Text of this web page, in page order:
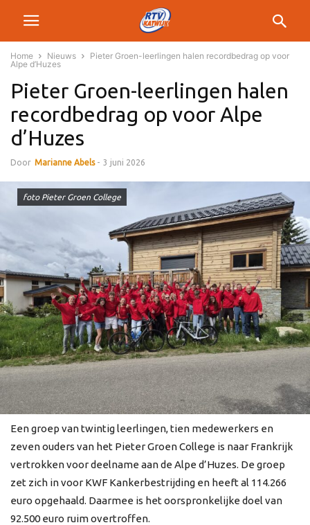
Home Nieuws
Pieter Groen-leerlingen halen recordbedrag op voor
Alpe d’Huzes
Pieter Groen-leerlingen halen
recordbedrag op voor Alpe
d’Huzes
Door Marianne Abels - 3 juni 2026
foto Pieter Groen College
Een groep van twintig leerlingen, tien medewerkers en
zeven ouders van het Pieter Groen College is naar Frankrijk
vertrokken voor deelname aan de Alpe d’Huzes. De groep
zet zich in voor KWF Kankerbestrijding en heeft al 114.266
euro opgehaald. Daarmee is het oorspronkelijke doel van
92.500 euro ruim overtroffen.